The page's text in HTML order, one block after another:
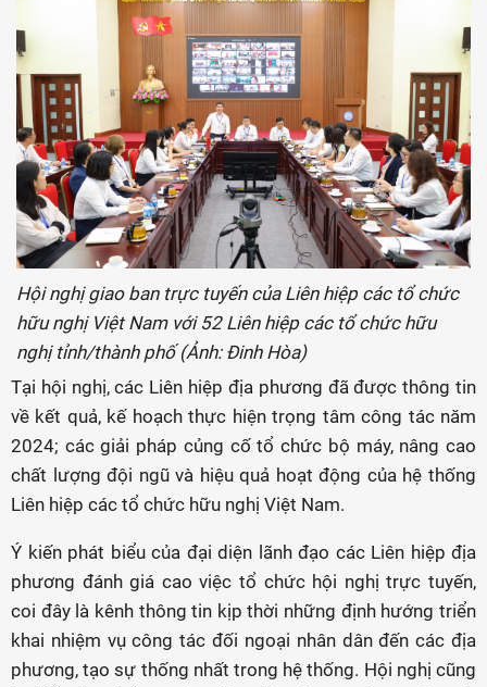
Hội nghị giao ban trực tuyến của Liên hiệp các tổ chức
hữu nghị Việt Nam với 52 Liên hiệp các tổ chức hữu
nghị tỉnh/thành phố (Ảnh: Đinh Hòa)
Tại hội nghị, các Liên hiệp địa phương đã được thông tin
về kết quả, kế hoạch thực hiện trọng tâm công tác năm
2024; các giải pháp củng cố tổ chức bộ máy, nâng cao
chất lượng đội ngũ và hiệu quả hoạt động của hệ thống
Liên hiệp các tổ chức hữu nghị Việt Nam.
Ý kiến phát biểu của đại diện lãnh đạo các Liên hiệp địa
phương đánh giá cao việc tổ chức hội nghị trực tuyến,
coi đây là kênh thông tin kịp thời những định hướng triển
khai nhiệm vụ công tác đối ngoại nhân dân đến các địa
phương, tạo sự thống nhất trong hệ thống. Hội nghị cũng